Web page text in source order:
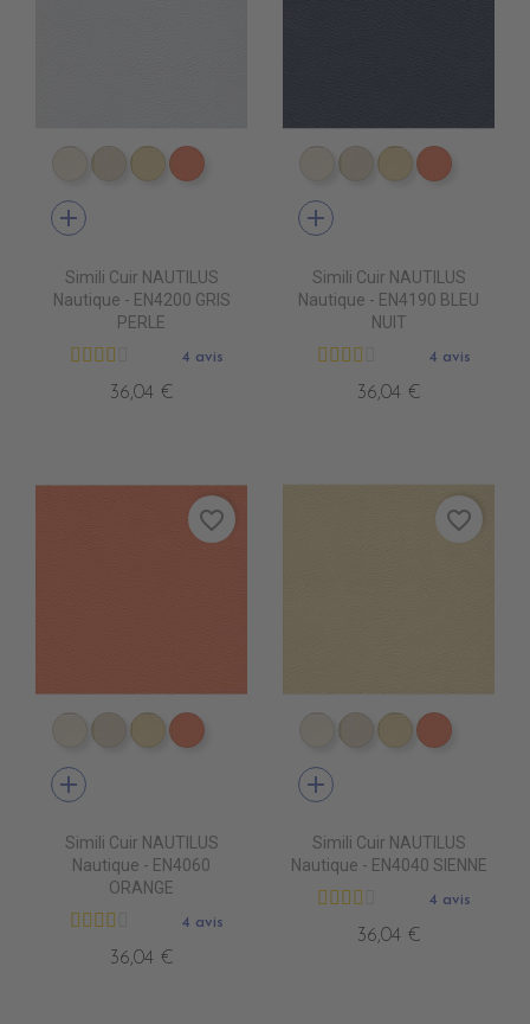
EN4010 IVOIRE
EN4020 BEIGE
EN4040 SIENNE
EN4060 ORANGE
add
Simili Cuir NAUTILUS
Nautique - EN4200 GRIS
PERLE
4 avis
36,04 €
EN4010 IVOIRE
EN4020 BEIGE
EN4040EN4060
add
Simili Cuir NAUTILUS
Nautique - EN4190 BLEU
NUIT
4 avis
36,04 €
EN4010 IVOIRE
EN4020 BEIGE
EN4040 SIENNE
EN4060 ORANGE
add
Simili Cuir NAUTILUS
Nautique - EN4060
ORANGE
4 avis
36,04 €
favorite_border
EN4010 IVOIRE
EN4020 BEIGE
EN4040EN4060
add
Simili Cuir NAUTILUS
Nautique - EN4040 SIENNE
4 avis
36,04 €
favorite_border